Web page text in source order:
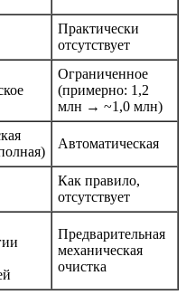
Практически
отсутствует
Ограниченное
(примерно: 1,2
млн → ~1,0 млн)
Автоматическая
Как правило,
отсутствует
Предварительная
механическая
очистка